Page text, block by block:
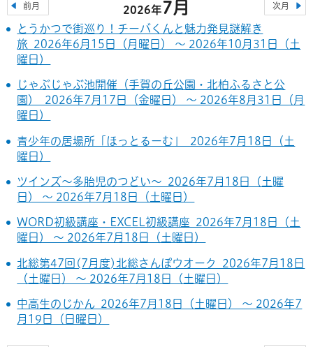
前月 2026年7月 次月
とうかつで街巡り！チーバくんと魅力発見謎解き
旅 2026年6月15日（月曜日） ～ 2026年10月31日（土
曜日）
じゃぶじゃぶ池開催（手賀の丘公園・北柏ふるさと公
園） 2026年7月17日（金曜日） ～ 2026年8月31日（月
曜日）
青少年の居場所「ほっとるーむ」 2026年7月18日（土
曜日）
ツインズ～多胎児のつどい～ 2026年7月18日（土曜
日） ～ 2026年7月18日（土曜日）
WORD初級講座・EXCEL初級講座 2026年7月18日（土
曜日） ～ 2026年7月18日（土曜日）
北総第47回(7月度)北総さんぽウオーク 2026年7月18日
（土曜日） ～ 2026年7月18日（土曜日）
中高生のじかん 2026年7月18日（土曜日） ～ 2026年7
月19日（日曜日）